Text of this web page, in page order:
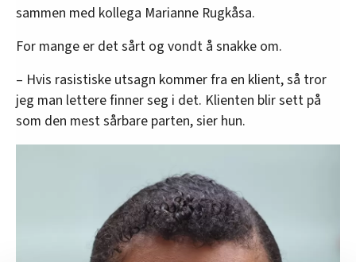
sammen med kollega Marianne Rugkåsa.
For mange er det sårt og vondt å snakke om.
– Hvis rasistiske utsagn kommer fra en klient, så tror
jeg man lettere finner seg i det. Klienten blir sett på
som den mest sårbare parten, sier hun.